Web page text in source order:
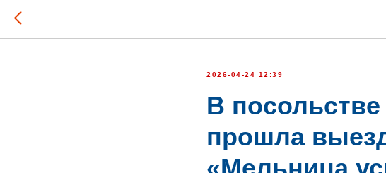
2026-04-24 12:39
В
прошла